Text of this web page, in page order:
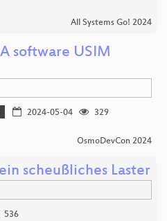
All Systems Go! 2024
software USIM
2024-05-04
329
OsmoDevCon 2024
scheußliches Laster
536